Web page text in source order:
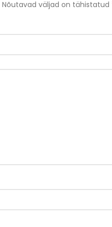
Nõutavad väljad on tähistatud